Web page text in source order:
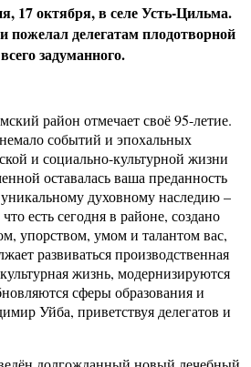
17 октября, в селе Усть-Цильма.
пожелал делегатам плодотворной
задуманного.
район отмечает своё 95-летие.
событий и эпохальных
и социально-культурной жизни
оставалась ваша преданность
духовному наследию –
есть сегодня в районе, создано
упорством, умом и талантом вас,
развиваться производственная
жизнь, модернизируются
сферы образования и
Уйба, приветствуя делегатов и